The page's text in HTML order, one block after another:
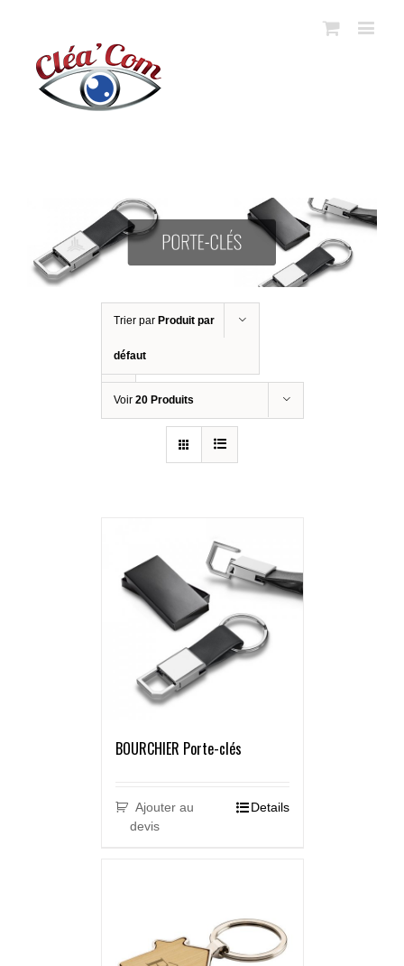
Trier par Produit par
défaut
Voir 20 Produits
BOURCHIER Porte-clés
Ajouter au
devis
Details